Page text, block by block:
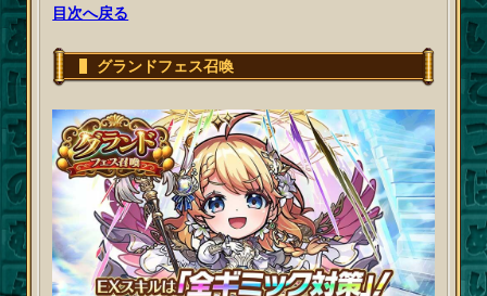
目次へ戻る
グランドフェス召喚